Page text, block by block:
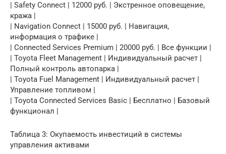
| Safety Connect | 12000 руб. | Экстренное оповещение,
кража |
| Navigation Connect | 15000 руб. | Навигация,
информация о трафике |
| Connected Services Premium | 20000 руб. | Все функции |
| Toyota Fleet Management | Индивидуальный расчет |
Полный контроль автопарка |
| Toyota Fuel Management | Индивидуальный расчет |
Управление топливом |
| Toyota Connected Services Basic | Бесплатно | Базовый
функционал |
Таблица 3: Окупаемость инвестиций в системы
управления активами